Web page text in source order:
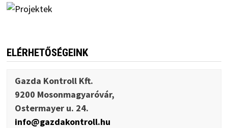
ELÉRHETŐSÉGEINK
Gazda Kontroll Kft.
9200 Mosonmagyaróvár,
Ostermayer u. 24.
info@gazdakontroll.hu